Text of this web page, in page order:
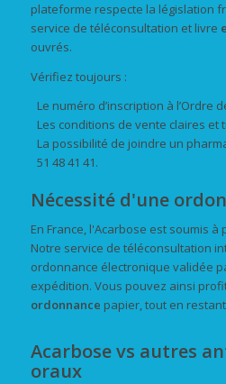
plateforme respecte la législation
service de téléconsultation et livre
ouvrés.
Vérifiez toujours :
Le numéro d’inscription à l’Ordre
Les conditions de vente claires et
La possibilité de joindre un
51 48 41 41.
Nécessité d'une
En France, l'Acarbose est soumis
Notre service de téléconsultation
ordonnance électronique validée
expédition. Vous pouvez ainsi
ordonnance papier, tout en
Acarbose vs autres
oraux